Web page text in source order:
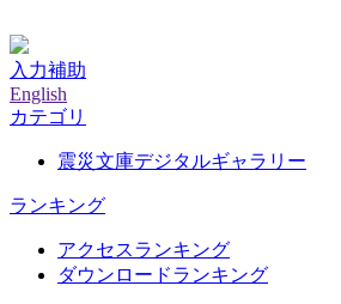
入力補助
English
カテゴリ
震災文庫デジタルギャラリー
ランキング
アクセスランキング
ダウンロードランキング